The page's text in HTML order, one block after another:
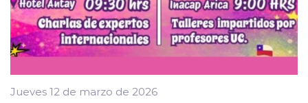
Jueves 12 de marzo de 2026